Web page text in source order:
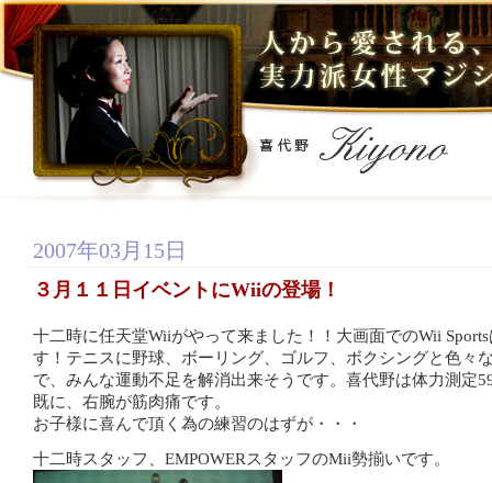
2007年03月15日
３月１１日イベントにWiiの登場！
十二時に任天堂Wiiがやって来ました！！大画面でのWii
す！テニスに野球、ボーリング、ゴルフ、ボクシングと色々
で、みんな運動不足を解消出来そうです。喜代野は体力測定
既に、右腕が筋肉痛です。
お子様に喜んで頂く為の練習のはずが・・・
十二時スタッフ、EMPOWERスタッフのMii勢揃いです。